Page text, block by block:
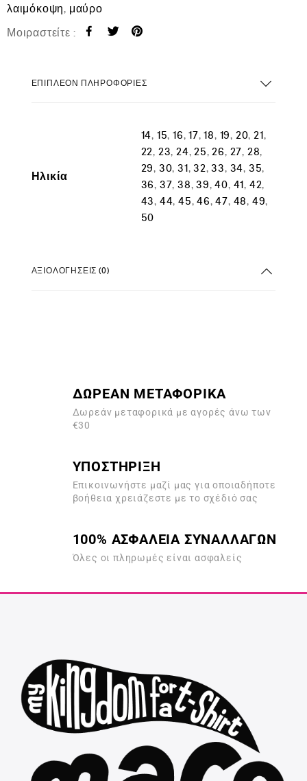
λαιμόκοψη, μαύρο
Μοιραστείτε :
ΕΠΙΠΛΈΟΝ ΠΛΗΡΟΦΟΡΊΕΣ
Ηλικία
14, 15, 16,17,18, 19, 20,21,
22, 23, 24,25,26, 27, 28,
29, 30, 31,32,33, 34, 35,
36, 37, 38,39,40, 41, 42,
43, 44, 45,46,47, 48, 49,
50
ΑΞΙΟΛΟΓΉΣΕΙΣ (0)
ΔΩΡΕΑΝ ΜΕΤΑΦΟΡΙΚΑ
Δωρεάν μεταφορικά με αγορές άνω των
€30
ΥΠΟΣΤΗΡΙΞΗ
Επικοινωνήστε μαζί μας για οποιαδήποτε
βοήθεια χρειάζεστε με το σχέδιό σας
100% ΑΣΦΑΛΕΙΑ ΣΥΝΑΛΛΑΓΩΝ
Όλες οι πληρωμές είναι ασφαλείς